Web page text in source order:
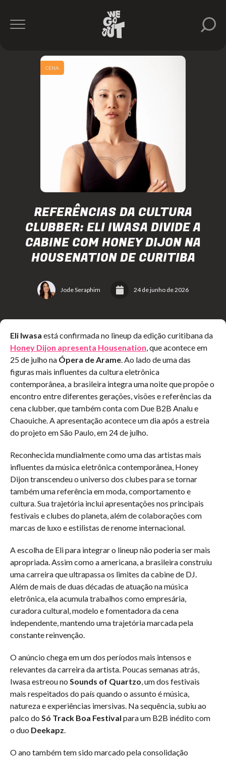
REFERÊNCIAS DA CULTURA
CLUBBER: ELI IWASA DIVIDE A
CABINE COM HONEY DIJON NA
HOUSENATION DE CURITIBA
Jode Seraphim 24 de junho de 2026
CENA
Eli Iwasa está confirmada no lineup da edição curitibana da
Honey Dijon apresenta Housenation, que acontece em
25 de julho na Ópera de Arame. Ao lado de uma das
figuras mais influentes da cultura eletrônica
contemporânea, a brasileira integra uma noite que propõe o
encontro entre diferentes gerações, visões e referências da
cena clubber, que também conta com Due B2B Analu e
Chaouiche. A apresentação acontece um dia após a estreia
do projeto em São Paulo, em 24 de julho.
Reconhecida mundialmente como uma das artistas mais
influentes da música eletrônica contemporânea, Honey
Dijon transcendeu o universo dos clubes para se tornar
também uma referência em moda, comportamento e
cultura. Sua trajetória inclui apresentações nos principais
festivais e clubes do planeta, além de colaborações com
marcas de luxo e estilistas de renome internacional.
A escolha de Eli para integrar o lineup não poderia ser mais
apropriada. Assim como a americana, a brasileira construiu
uma carreira que ultrapassa os limites da cabine de DJ.
Além de mais de duas décadas de atuação na música
eletrônica, ela acumula trabalhos como empresária,
curadora cultural, modelo e fomentadora da cena
independente, mantendo uma trajetória marcada pela
constante reinvenção.
O anúncio chega em um dos períodos mais intensos e
relevantes da carreira da artista. Poucas semanas atrás,
Iwasa estreou no Sounds of Quartzo, um dos festivais
mais respeitados do país quando o assunto é música,
natureza e experiências imersivas. Na sequência, subiu ao
palco do Só Track Boa Festival para um B2B inédito com
o duo Deekapz.
O ano também tem sido marcado pela consolidação